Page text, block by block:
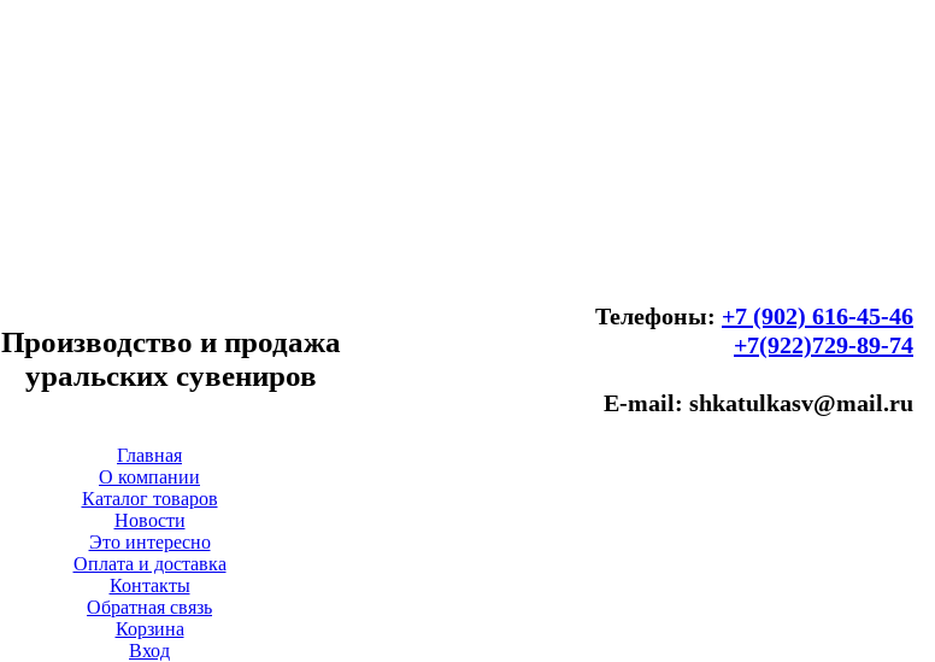
Производство и продажа
уральских сувениров
Телефоны: +7 (902) 616-45-46
+7(922)729-89-74
E-mail: shkatulkasv@mail.ru
Главная
О компании
Каталог товаров
Новости
Это интересно
Оплата и доставка
Контакты
Обратная связь
Корзина
Вход